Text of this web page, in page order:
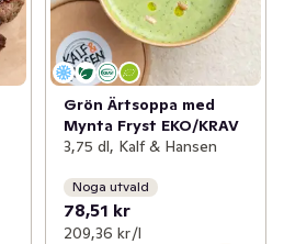
Grön Ärtsoppa med
Mynta Fryst EKO/KRAV
3,75 dl, Kalf & Hansen
Noga utvald
78,51 kr
209,36 kr /l